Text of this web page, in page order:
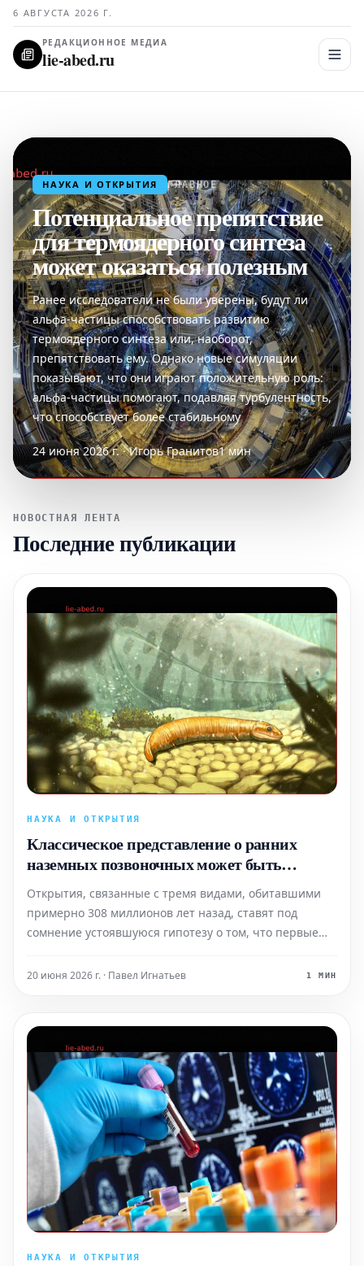
6 АВГУСТА 2026 Г.
РЕДАКЦИОННОЕ МЕДИА
lie-abed.ru
НАУКА И ОТКРЫТИЯ ГЛАВНОЕ
Потенциальное препятствие
для термоядерного синтеза
может оказаться полезным
Ранее исследователи не были уверены, будут ли
альфа-частицы способствовать развитию
термоядерного синтеза или, наоборот,
препятствовать ему. Однако новые симуляции
показывают, что они играют положительную роль:
альфа-частицы помогают, подавляя турбулентность,
что способствует более стабильному
24 июня 2026 г. · Игорь Гранитов1 мин
НОВОСТНАЯ ЛЕНТА
Последние публикации
НАУКА И ОТКРЫТИЯ
Классическое представление о ранних
наземных позвоночных может быть
ошибочным
Открытия, связанные с тремя видами, обитавшими
примерно 308 миллионов лет назад, ставят под
сомнение устоявшуюся гипотезу о том, что первые
метаморфоза, подобную той, что наблюдается у
20 июня 2026 г. · Павел Игнатьев 1 МИН
НАУКА И ОТКРЫТИЯ